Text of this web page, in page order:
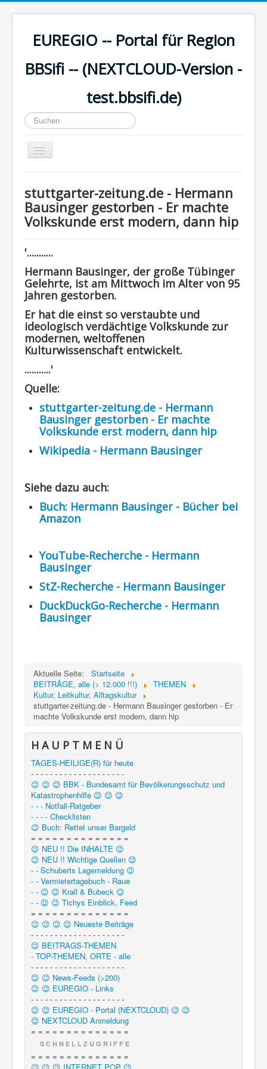
EUREGIO -- Portal für Region
BBSifi -- (NEXTCLOUD-Version -
test.bbsifi.de)
Suchen
...
Navigation
an/aus
H A U P T M E N Ü
EUREGIO - Inhalte
WISSEN - aktuell
Region - BBSifi
Verlag
stuttgarter-zeitung.de - Hermann
Bausinger gestorben - Er machte
Volkskunde erst modern, dann hip
'...........
Hermann Bausinger, der große Tübinger
Gelehrte, ist am Mittwoch im Alter von 95
Jahren gestorben.
Er hat die einst so verstaubte und
ideologisch verdächtige Volkskunde zur
modernen, weltoffenen
Kulturwissenschaft entwickelt.
...........'
Quelle:
stuttgarter-zeitung.de - Hermann
Bausinger gestorben - Er machte
Volkskunde erst modern, dann hip
Wikipedia - Hermann Bausinger
Siehe dazu auch:
Buch: Hermann Bausinger - Bücher bei
Amazon
YouTube-Recherche - Hermann
Bausinger
StZ-Recherche - Hermann Bausinger
DuckDuckGo-Recherche - Hermann
Bausinger
Aktuelle Seite:
Startseite
BEITRÄGE, alle (> 12.000 !!!)
THEMEN
Kultur, Leitkultur, Alltagskultur
stuttgarter-zeitung.de - Hermann Bausinger gestorben - Er
machte Volkskunde erst modern, dann hip
H A U P T M E N Ü
TAGES-HEILIGE(R) für heute
- - - - - - - - - - - - - - - - - - - -
😉 😉 😉 BBK - Bundesamt für Bevölkerungsschutz und
Katastrophenhilfe 😉 😉 😉
- - - Notfall-Ratgeber
- - - - Checklisten
😉 Buch: Rettet unser Bargeld
= = = = = = = = = = = = = =
😉 NEU !! Die INHALTE 😉
😉 NEU !! Wichtige Quellen 😉
- - Schuberts Lagemeldung 😉
- - Vermietertagebuch - Raue
- - 😉 😉 Krall & Bubeck 😉
- - 😉 😉 Tichys Einblick, Feed
= = = = = = = = = = = = = =
😉 😉 😉 😉 Neueste Beiträge
- - - - - - - - - - - - - - - - - - - -
😉 BEITRAGS-THEMEN
- TOP-THEMEN, ORTE - alle
- - - - - - - - - - - - - - - - - - - -
😉 😉 News-Feeds (>200)
😉 😉 EUREGIO - Links
- - - - - - - - - - - - - - - - - - - -
😉 😉 EUREGIO - Portal (NEXTCLOUD) 😉 😉
😉 NEXTCLOUD Anmeldung
= = = = = = = = = = = = = =
S C H N E L L Z U G R I F F E
= = = = = = = = = = = = = =